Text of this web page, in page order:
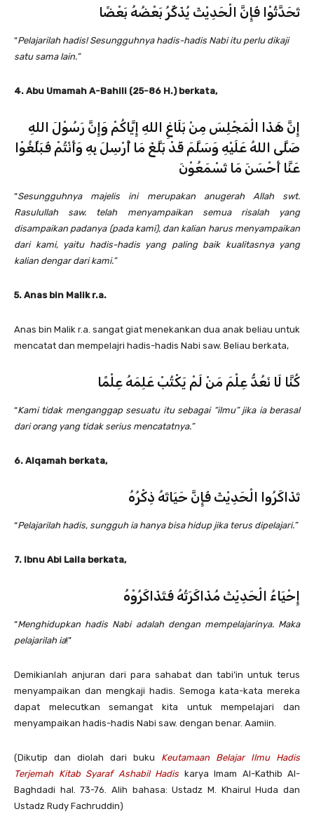
تَحَدَّثُوْا فَإِنَّ الْحَدِيْثَ يُذَكِّرُ بَعْضُهُ بَعْضًا
“Pelajarilah hadis! Sesungguhnya hadis-hadis Nabi itu perlu dikaji
satu sama lain.”
4. Abu Umamah A-Bahili (25-86 H.) berkata,
إِنَّ هَذَا الْمَجْلِسَ مِنْ بَلَاغِ اللهِ إِيَّاكُمْ وَإِنَّ رَسُوْلَ اللهِ
صَلَّى اللهُ عَلَيْهِ وَسَلَّمَ قَدْ بَلَّغَ مَا أُرْسِلَ بِهِ وَأَنْتُمْ فَبَلِّغُوْا
عَنَّا أَحْسَنَ مَا تَسْمَعُوْنَ
“Sesungguhnya majelis ini merupakan anugerah Allah swt.
Rasulullah saw. telah menyampaikan semua risalah yang
disampaikan padanya (pada kami), dan kalian harus menyampaikan
dari kami, yaitu hadis-hadis yang paling baik kualitasnya yang
kalian dengar dari kami.”
5. Anas bin Malik r.a.
Anas bin Malik r.a. sangat giat menekankan dua anak beliau untuk
mencatat dan mempelajri hadis-hadis Nabi saw. Beliau berkata,
كُنَّا لَا نَعُدُّ عِلْمَ مَنْ لَمْ يَكْتُبْ عَلِمَهُ عِلْمًا
“Kami tidak menganggap sesuatu itu sebagai “ilmu” jika ia berasal
dari orang yang tidak serius mencatatnya.”
6. Alqamah berkata,
تَذَاكَرُوا الْحَدِيْثَ فَإِنَّ حَيَاتَهُ ذِكْرُهُ
“Pelajarilah hadis, sungguh ia hanya bisa hidup jika terus dipelajari.”
7. Ibnu Abi Laila berkata,
إِحْيَاءُ الْحَدِيْثَ مُذَاكَرَتُهُ فَتَذَاكَرُوْهُ
“Menghidupkan hadis Nabi adalah dengan mempelajarinya. Maka
pelajarilah ia!”
Demikianlah anjuran dari para sahabat dan tabi’in untuk terus
menyampaikan dan mengkaji hadis. Semoga kata-kata mereka
dapat melecutkan semangat kita untuk mempelajari dan
menyampaikan hadis-hadis Nabi saw. dengan benar. Aamiin.
(Dikutip dan diolah dari buku Keutamaan Belajar Ilmu Hadis
Terjemah Kitab Syaraf Ashabil Hadis karya Imam Al-Kathib Al-
Baghdadi hal. 73-76. Alih bahasa: Ustadz M. Khairul Huda dan
Ustadz Rudy Fachruddin)